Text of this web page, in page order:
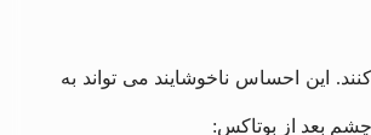
این احساس ناخوشایند می‌ تواند به
چشم بعد از بوتاکس: